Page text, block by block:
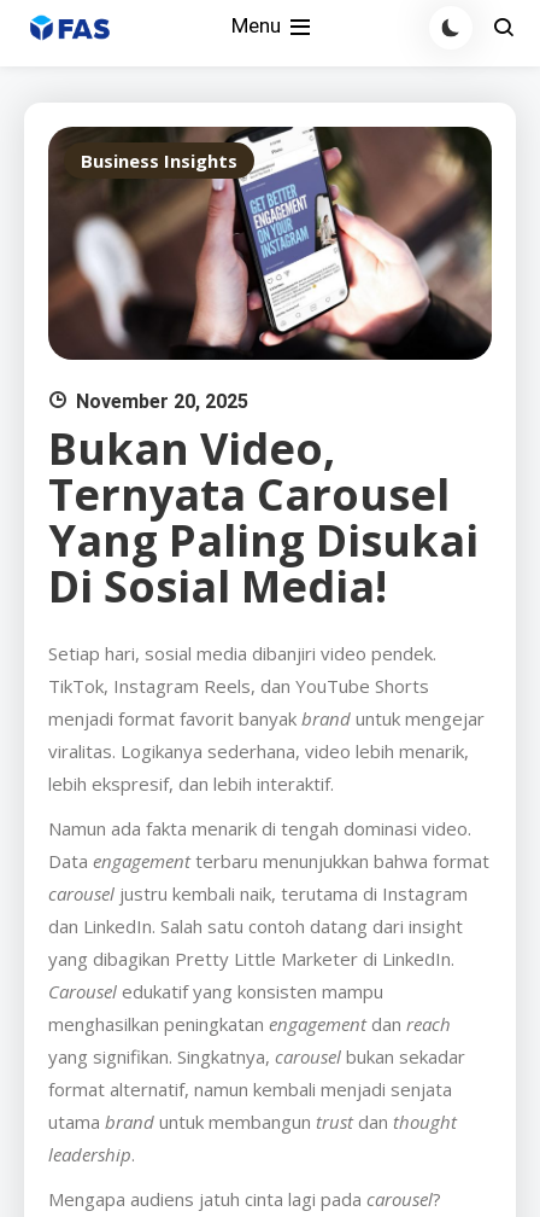
Menu
Business Insights
November 20, 2025
Bukan Video,
Ternyata Carousel
Yang Paling Disukai
Di Sosial Media!
Setiap hari, sosial media dibanjiri video pendek.
TikTok, Instagram Reels, dan YouTube Shorts
menjadi format favorit banyak brand untuk mengejar
viralitas. Logikanya sederhana, video lebih menarik,
lebih ekspresif, dan lebih interaktif.
Namun ada fakta menarik di tengah dominasi video.
Data engagementterbaru menunjukkan bahwa format
carousel justru kembali naik, terutama di Instagram
dan LinkedIn. Salah satu contoh datang dari insight
yang dibagikan Pretty Little Marketer di LinkedIn.
Carousel edukatif yang konsisten mampu
menghasilkan peningkatan engagement dan reach
yang signifikan. Singkatnya, carousel bukan sekadar
format alternatif, namun kembali menjadi senjata
utama brand untuk membangun trust dan thought
leadership.
Mengapa audiens jatuh cinta lagi pada carousel?